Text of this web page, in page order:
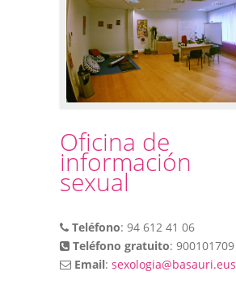
Oficina de
información
sexual
Teléfono: 94 612 41 06
Teléfono gratuito: 900101709
Email: sexologia@basauri.eus